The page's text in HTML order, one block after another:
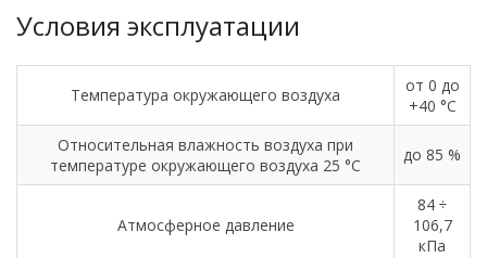
Условия эксплуатации
Температура окружающего воздуха
от 0 до
+40 °С
Относительная влажность воздуха при
температуре окружающего воздуха 25 °С
до 85 %
Атмосферное давление
84 ÷
106,7
кПа